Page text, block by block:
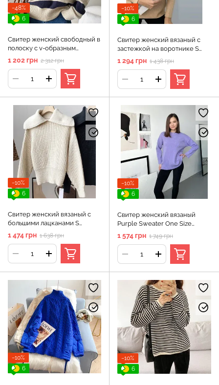
−48%
6
Свитер женский свободный в
полоску с v-образным
1 202 грн 2 312 грн
−10%
6
Свитер женский вязаный с
застежкой на воротнике S
Бежевый (а3755)
1 294 грн 1 438 грн
−10%
6
Свитер женский вязаный с
большими лацканами S
Бежевый (а3840)
1 474 грн 1 638 грн
−10%
6
Свитер женский вязаный
Purple Sweater One Size
1 574 грн 1 749 грн
−10%
6
−10%
6